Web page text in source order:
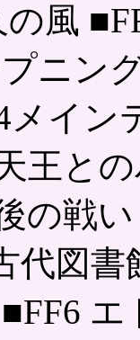
の風
ニン
メイン
王と
戦い
代図